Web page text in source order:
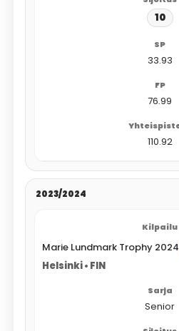
10
33.93
76.99
110.92
2023/2024
Marie Lundmark Trophy 2024
Helsinki • FIN
Senior